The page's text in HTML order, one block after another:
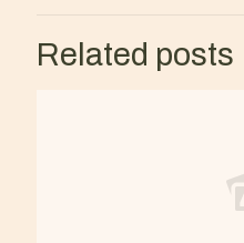
Related posts